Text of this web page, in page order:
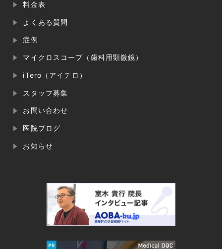
料金表
よくある質問
症例
マイクロスコープ（歯科用顕微鏡）
iTero（アイテロ）
スタッフ募集
お問い合わせ
医院ブログ
お知らせ